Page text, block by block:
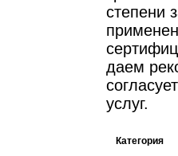
степени
даем
услуг.
Категория